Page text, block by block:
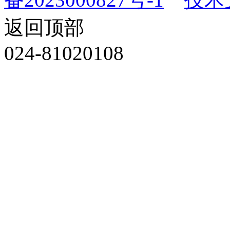
返回顶部
024-81020108